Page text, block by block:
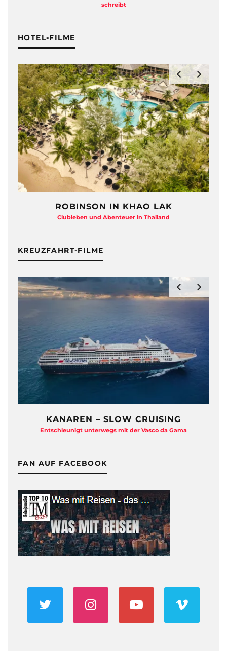
schreibt
HOTEL-FILME
ROBINSON IN KHAO LAK
Clubleben und Abenteuer in Thailand
KREUZFAHRT-FILME
KANAREN – SLOW CRUISING
Entschleunigt unterwegs mit der Vasco da Gama
FAN AUF FACEBOOK